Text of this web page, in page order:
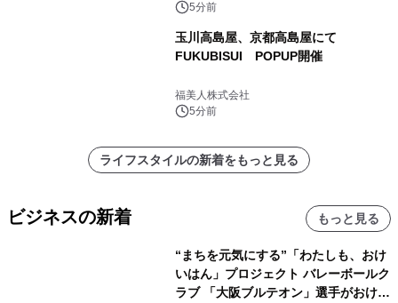
イストセラム』
5分前
玉川高島屋、京都高島屋にて
FUKUBISUI POPUP開催
福美人株式会社
5分前
ライフスタイルの新着をもっと見る
ビジネスの新着 もっと見る
“まちを元気にする”「わたしも、おけ
いはん」プロジェクト バレーボールク
ラブ 「大阪ブルテオン」選手がおけい